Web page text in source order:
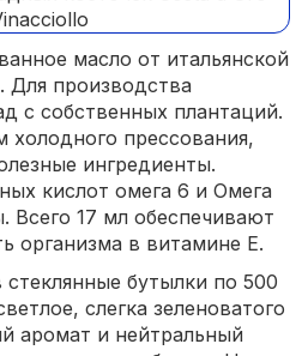
масло от итальянской
Для производства
с собственных плантаций.
холодного прессования,
ингредиенты.
кислот омега 6 и Омега
Всего 17 мл обеспечивают
организма в витамине Е.
бутылки по 500
слегка зеленоватого
аромат и нейтральный